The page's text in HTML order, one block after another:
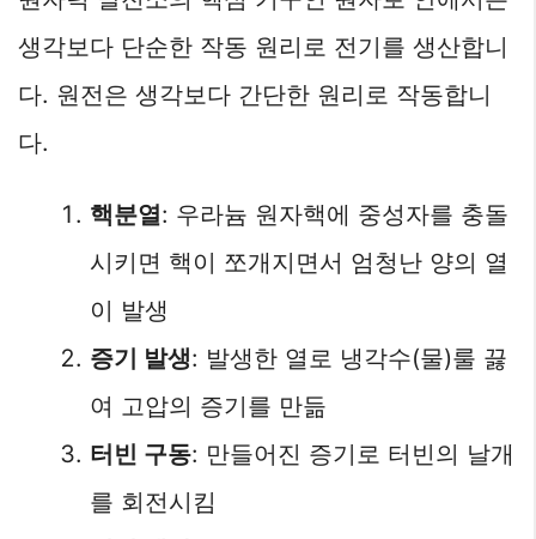
생각보다 단순한 작동 원리로 전기를 생산합니
다. 원전은 생각보다 간단한 원리로 작동합니
다.
핵분열: 우라늄 원자핵에 중성자를 충돌
시키면 핵이 쪼개지면서 엄청난 양의 열
이 발생
증기 발생: 발생한 열로 냉각수(물)룰 끓
여 고압의 증기를 만듦
터빈 구동: 만들어진 증기로 터빈의 날개
를 회전시킴